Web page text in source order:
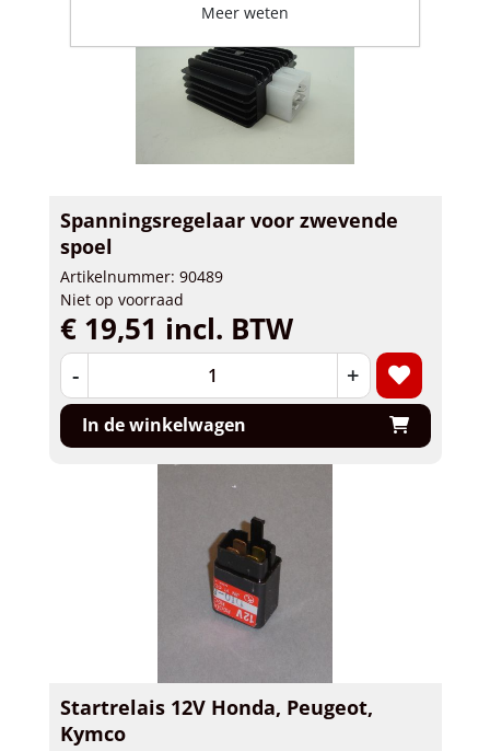
Spanningsregelaar voor zwevende
spoel
Artikelnummer: 90489
Niet op voorraad
€ 19,51 incl. BTW
- +
In de winkelwagen
Startrelais 12V Honda, Peugeot,
Kymco
Meer weten